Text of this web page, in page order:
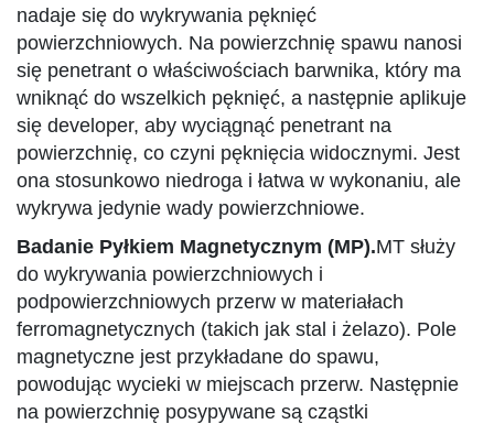
nadaje się do wykrywania pęknięć
powierzchniowych. Na powierzchnię spawu nanosi
się penetrant o właściwościach barwnika, który ma
wniknąć do wszelkich pęknięć, a następnie aplikuje
się developer, aby wyciągnąć penetrant na
powierzchnię, co czyni pęknięcia widocznymi. Jest
ona stosunkowo niedroga i łatwa w wykonaniu, ale
wykrywa jedynie wady powierzchniowe.
Badanie Pyłkiem Magnetycznym (MP).MT służy
do wykrywania powierzchniowych i
podpowierzchniowych przerw w materiałach
ferromagnetycznych (takich jak stal i żelazo). Pole
magnetyczne jest przykładane do spawu,
powodując wycieki w miejscach przerw. Następnie
na powierzchnię posypywane są cząstki